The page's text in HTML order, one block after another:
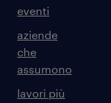
eventi
aziende
che
assumono
lavori più